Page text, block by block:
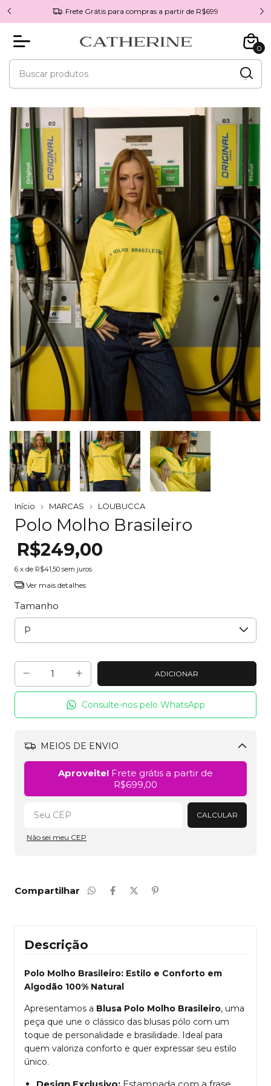
Frete Grátis para compras a partir de R$699
0
Início MARCAS LOUBUCCA
Polo Molho Brasileiro
R$249,00
6 x de R$41,50 sem juros
Ver mais detalhes
Tamanho
Consulte-nos pelo WhatsApp
MEIOS DE ENVIO
Aproveite! Frete grátis a partir de
R$699,00
CALCULAR
Não sei meu CEP
Compartilhar
Descrição
Polo Molho Brasileiro: Estilo e Conforto em
Algodão 100% Natural
Apresentamos a Blusa Polo Molho Brasileiro, uma
peça que une o clássico das blusas pólo com um
toque de personalidade e brasilidade. Ideal para
quem valoriza conforto e quer expressar seu estilo
único.